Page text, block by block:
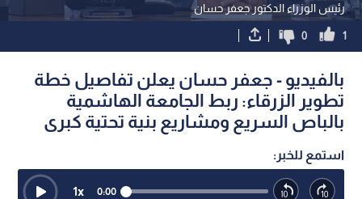
رئيس الوزراء الدكتور جعفر حسان
1
0
بالفيديو - جعفر حسان يعلن تفاصيل خطة
تطوير الزرقاء: ربط الجامعة الهاشمية
بالباص السريع ومشاريع بنية تحتية كبرى
استمع للخبر:
0:00
1x